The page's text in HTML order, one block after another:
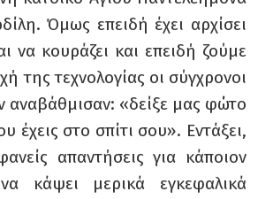
Όμως επειδή έχει αρχίσει
να κουράζει και επειδή ζούμε
της τεχνολογίας οι σύγχρονοι
αναβάθμισαν: «δείξε μας φώτο
έχεις στο σπίτι σου». Εντάξει,
απαντήσεις για κάποιον
κάψει μερικά εγκεφαλικά